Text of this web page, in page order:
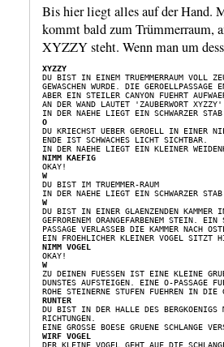
Bis hier liegt alles auf der Hand.
kommt bald zum Trümmer­raum,
XYZZY steht. Wenn man um
XYZZY
GEWASCHEN WURDE. DIE GEROELLPASSAGE
ABER EIN STEILER CANYON FUEHRT
AN DER WAND LAUTET 'ZAUBERWORT
O
ENDE IST SCHWACHES LICHT SICHTBAR.
NIMM KAEFIG
W
W
GEFRORENEM ORANGEFARBENEM STEIN.
PASSAGE VERLASSEB DIE KAMMER NACH
NIMM VOGEL
W
DUNSTES AUFSTEIGEN. EINE O-PASSAGE
RUNTER
RICHTUNGEN.
WIRF VOGEL